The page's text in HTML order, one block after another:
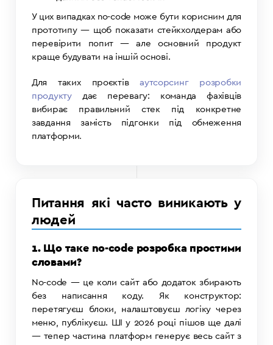
У цих випадках no-code може бути корисним для
прототипу — щоб показати стейкхолдерам або
перевірити попит — але основний продукт
краще будувати на іншій основі.
Для таких проєктів
аутсорсинг розробки
продуктудає перевагу: команда фахівців
вибирає правильний стек під конкретне
завдання замість підгонки під обмеження
платформи.
Питання які часто виникають у
людей
1. Що таке no-code розробка простими
словами?
No-code — це коли сайт або додаток збирають
без написання коду. Як конструктор:
перетягуєш блоки, налаштовуєш логіку через
меню, публікуєш. ШІ у 2026 році пішов ще далі
— тепер частина платформ генерує весь сайт з